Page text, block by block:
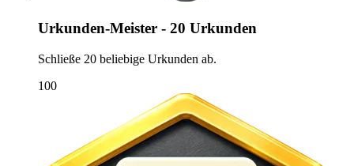
Urkunden-Meister - 20 Urkunden
Schließe 20 beliebige Urkunden ab.
100